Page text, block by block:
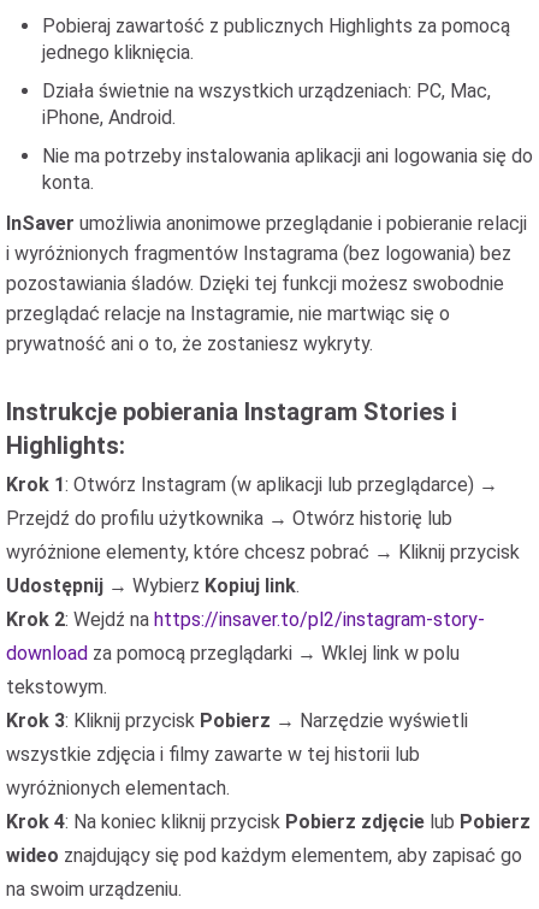
Pobieraj zawartość z publicznych Highlights za pomocą
jednego kliknięcia.
Działa świetnie na wszystkich urządzeniach: PC, Mac,
iPhone, Android.
Nie ma potrzeby instalowania aplikacji ani logowania się do
konta.
InSaver umożliwia anonimowe przeglądanie i pobieranie relacji
i wyróżnionych fragmentów Instagrama (bez logowania) bez
pozostawiania śladów. Dzięki tej funkcji możesz swobodnie
przeglądać relacje na Instagramie, nie martwiąc się o
prywatność ani o to, że zostaniesz wykryty.
Instrukcje pobierania Instagram Stories i
Highlights:
Krok 1: Otwórz Instagram (w aplikacji lub przeglądarce) →
Przejdź do profilu użytkownika → Otwórz historię lub
wyróżnione elementy, które chcesz pobrać → Kliknij przycisk
Udostępnij → Wybierz Kopiuj link.
Krok 2: Wejdź na https://insaver.to/pl2/instagram-story-
download za pomocą przeglądarki → Wklej link w polu
tekstowym.
Krok 3: Kliknij przycisk Pobierz → Narzędzie wyświetli
wszystkie zdjęcia i filmy zawarte w tej historii lub
wyróżnionych elementach.
Krok 4: Na koniec kliknij przycisk Pobierz zdjęcie lub Pobierz
wideo znajdujący się pod każdym elementem, aby zapisać go
na swoim urządzeniu.